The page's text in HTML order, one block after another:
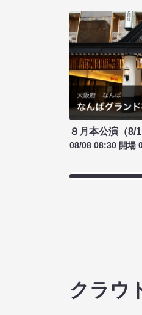
８月本公演（8/1
08/08 08:30 開場
クラウ